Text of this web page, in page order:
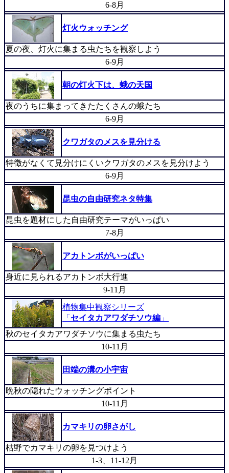
6-8月
灯火ウォッチング
夏の夜、灯火に集まる虫たちを観察しよう
6-9月
朝の灯火下は、蛾の天国
夜のうちに集まってきたたくさんの蛾たち
6-9月
クワガタのメスを見分ける
特徴がなくて見分けにくいクワガタのメスを見分けよう
6-9月
昆虫の自由研究ネタ特集
昆虫を題材にした自由研究テーマがいっぱい
7-8月
アカトンボがいっぱい
身近に見られるアカトンボ大行進
9-11月
植物集中観察シリーズ
「 セイタカアワダチソウ編 」
秋のセイタカアワダチソウに集まる虫たち
10-11月
田端の溝の小宇宙
晩秋の隠れたウォッチングポイント
10-11月
カマキリの卵さがし
枯野でカマキリの卵を見つけよう
1-3、11-12月